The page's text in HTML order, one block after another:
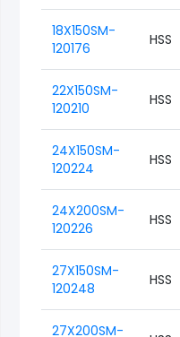
18X150SM-
120176
HSS
22X150SM-
120210
HSS
24X150SM-
120224
HSS
24X200SM-
120226
HSS
27X150SM-
120248
HSS
27X200SM-